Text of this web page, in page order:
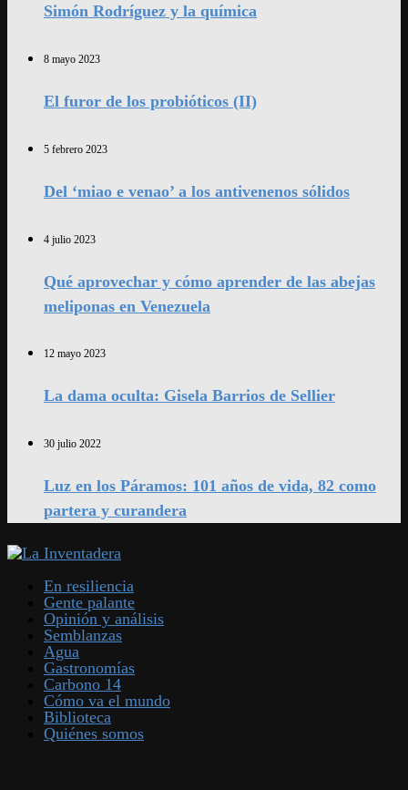
Simón Rodríguez y la química
8 mayo 2023
El furor de los probióticos (II)
5 febrero 2023
Del ‘miao e venao’ a los antivenenos sólidos
4 julio 2023
Qué aprovechar y cómo aprender de las abejas
meliponas en Venezuela
12 mayo 2023
La dama oculta: Gisela Barrios de Sellier
30 julio 2022
Luz en los Páramos: 101 años de vida, 82 como
partera y curandera
En resiliencia
Gente palante
Opinión y análisis
Semblanzas
Agua
Gastronomías
Carbono 14
Cómo va el mundo
Biblioteca
Quiénes somos